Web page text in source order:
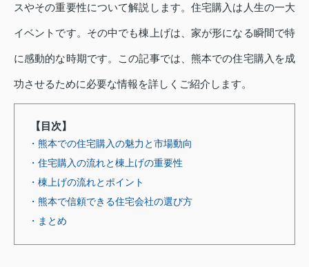
スやその重要性について解説します。住宅購入は人生の一大
イベントです。その中でも棟上げは、家が形になる瞬間で特
に感動的な時期です。この記事では、熊本での住宅購入を成
功させるために必要な情報を詳しくご紹介します。
【目次】
・熊本での住宅購入の魅力と市場動向
・住宅購入の流れと棟上げの重要性
・棟上げの流れとポイント
・熊本で信頼できる住宅会社の選び方
・まとめ